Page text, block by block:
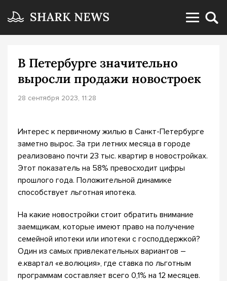
В Петербурге значительно
выросли продажи новостроек
28 сентября 2023, 11:28
Интерес к первичному жилью в Санкт-Петербурге
заметно вырос. За три летних месяца в городе
реализовано почти 23 тыс. квартир в новостройках.
Этот показатель на 58% превосходит цифры
прошлого года. Положительной динамике
способствует льготная ипотека.
На какие новостройки стоит обратить внимание
заемщикам, которые имеют право на получение
семейной ипотеки или ипотеки с господдержкой?
Один из самых привлекательных вариантов –
е.квартал «е.волюция», где ставка по льготным
программам составляет всего 0,1% на 12 месяцев.